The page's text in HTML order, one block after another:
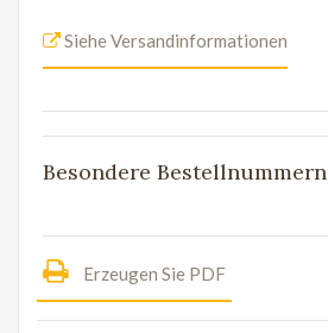
Siehe Versandinformationen
Besondere Bestellnummern
Erzeugen Sie PDF